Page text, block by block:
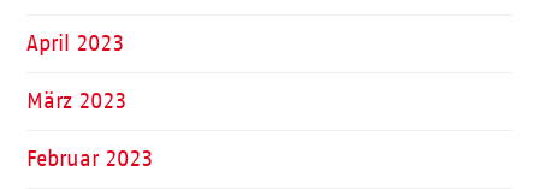
April 2023
März 2023
Februar 2023